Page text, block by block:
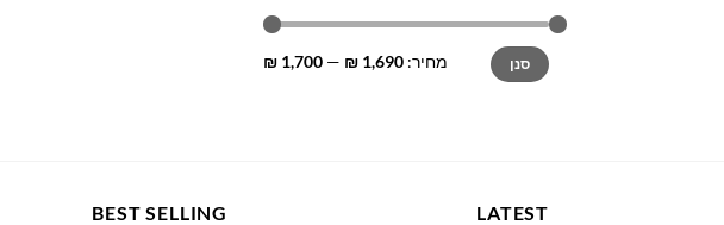
מחיר
מינימלי
מחיר
מקסימלי
סנן מחיר: 1,690 ₪
—
1,700 ₪
LATEST
BEST SELLING